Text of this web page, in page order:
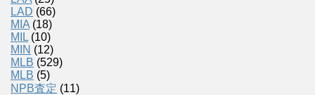
LAD (66)
MIA (18)
MIL (10)
MIN (12)
MLB (529)
MLB (5)
NPB査定 (11)